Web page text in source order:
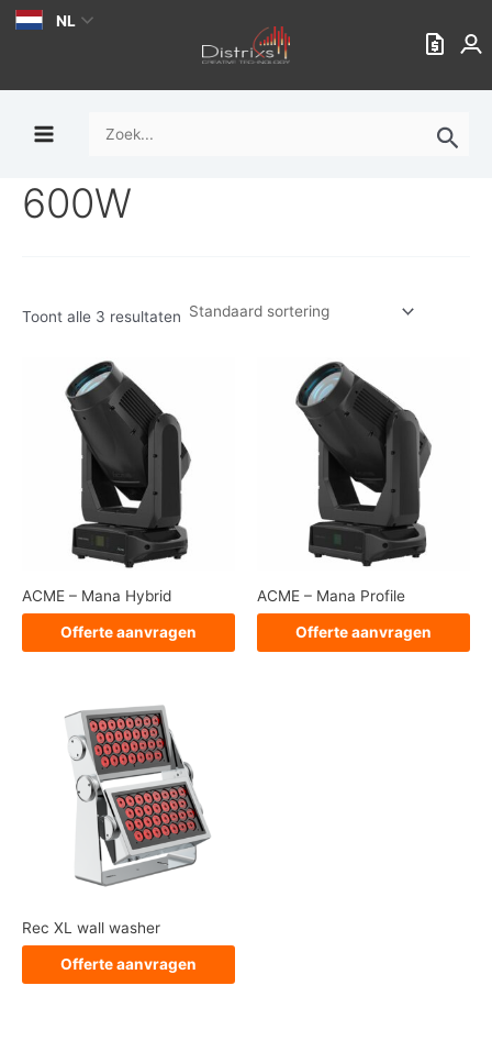
Ga
inhoud
NL
Zoek
600W
Toont alle 3 resultaten
ACME – Mana Hybrid
Offerte aanvragen
ACME – Mana Profile
Offerte aanvragen
Rec XL wall washer
Offerte aanvragen